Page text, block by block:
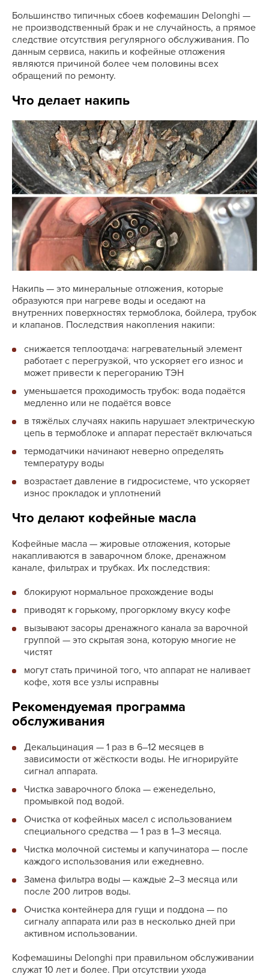
Большинство типичных сбоев кофемашин Delonghi —
не производственный брак и не случайность, а прямое
следствие отсутствия регулярного обслуживания. По
данным сервиса, накипь и кофейные отложения
являются причиной более чем половины всех
обращений по ремонту.
Что делает накипь
Накипь — это минеральные отложения, которые
образуются при нагреве воды и оседают на
внутренних поверхностях термоблока, бойлера, трубок
и клапанов. Последствия накопления накипи:
снижается теплоотдача: нагревательный элемент
работает с перегрузкой, что ускоряет его износ и
может привести к перегоранию ТЭН
уменьшается проходимость трубок: вода подаётся
медленно или не подаётся вовсе
в тяжёлых случаях накипь нарушает электрическую
цепь в термоблоке и аппарат перестаёт включаться
термодатчики начинают неверно определять
температуру воды
возрастает давление в гидросистеме, что ускоряет
износ прокладок и уплотнений
Что делают кофейные масла
Кофейные масла — жировые отложения, которые
накапливаются в заварочном блоке, дренажном
канале, фильтрах и трубках. Их последствия:
блокируют нормальное прохождение воды
приводят к горькому, прогорклому вкусу кофе
вызывают засоры дренажного канала за варочной
группой — это скрытая зона, которую многие не
чистят
могут стать причиной того, что аппарат не наливает
кофе, хотя все узлы исправны
Рекомендуемая программа
обслуживания
Декальцинация — 1 раз в 6–12 месяцев в
зависимости от жёсткости воды. Не игнорируйте
сигнал аппарата.
Чистка заварочного блока — еженедельно,
промывкой под водой.
Очистка от кофейных масел с использованием
специального средства — 1 раз в 1–3 месяца.
Чистка молочной системы и капучинатора — после
каждого использования или ежедневно.
Замена фильтра воды — каждые 2–3 месяца или
после 200 литров воды.
Очистка контейнера для гущи и поддона — по
сигналу аппарата или раз в несколько дней при
активном использовании.
Кофемашины Delonghi при правильном обслуживании
служат 10 лет и более. При отсутствии ухода